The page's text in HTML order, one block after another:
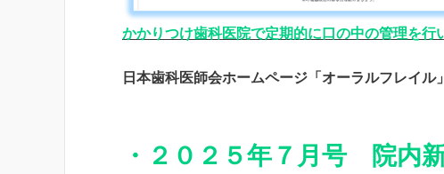
かかりつけ歯科医院で定期的に口の中の管理を行
日本歯科医師会ホームページ「オーラルフレイル
・２０２５年７月号 院内